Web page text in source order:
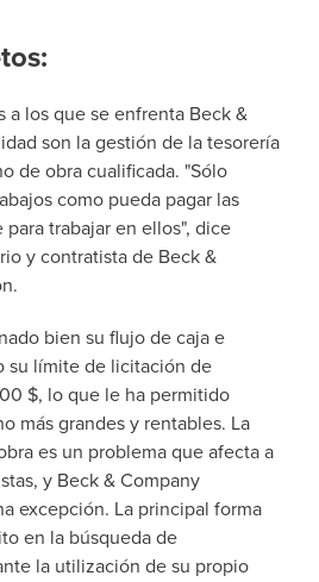
a los que se enfrenta Beck &
son la gestión de la tesorería
de obra cualificada. "Sólo
como pueda pagar las
trabajar en ellos", dice
y contratista de Beck &
bien su flujo de caja e
su límite de licitación de
$, lo que le ha permitido
más grandes y rentables. La
es un problema que afecta a
y Beck & Company
excepción. La principal forma
en la búsqueda de
la utilización de su propio